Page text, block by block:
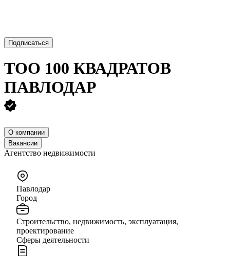
Подписаться
ТОО 100 КВАДРАТОВ
ПАВЛОДАР
О компании
Вакансии
Агентство недвижимости
Павлодар
Город
Строительство, недвижимость, эксплуатация,
проектирование
Сферы деятельности